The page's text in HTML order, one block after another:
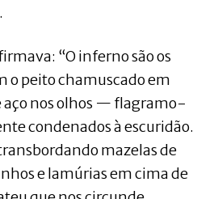
“O inferno são os
o peito chamuscado em
aço nos olhos — flagramo-
condenados à escuridão.
mazelas de
e lamúrias em cima de